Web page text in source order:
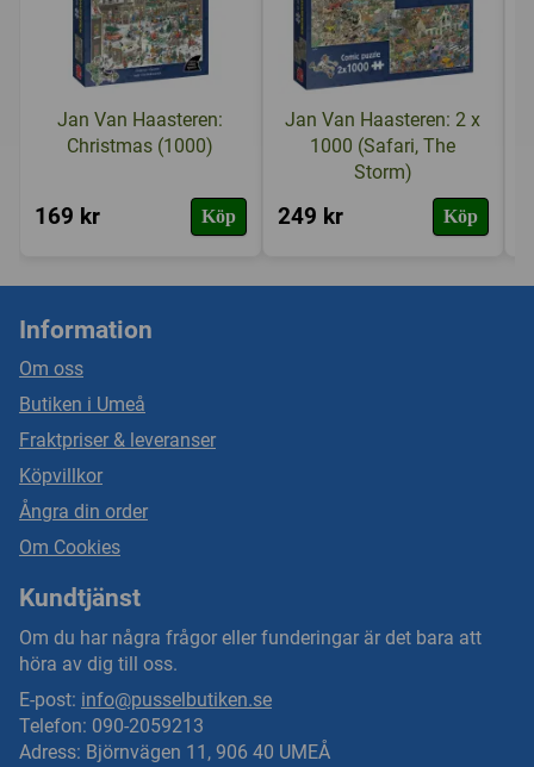
Jan Van Haasteren:
Christmas (1000)
169 kr Köp
Jan Van Haasteren: 2 x
1000 (Safari, The
Storm)
249 kr Köp
Information
Om oss
Butiken i Umeå
Fraktpriser & leveranser
Köpvillkor
Ångra din order
Om Cookies
Kundtjänst
Om du har några frågor eller funderingar är det bara att
höra av dig till oss.
E-post: info@pusselbutiken.se
Telefon: 090-2059213
Adress: Björnvägen 11, 906 40 UMEÅ